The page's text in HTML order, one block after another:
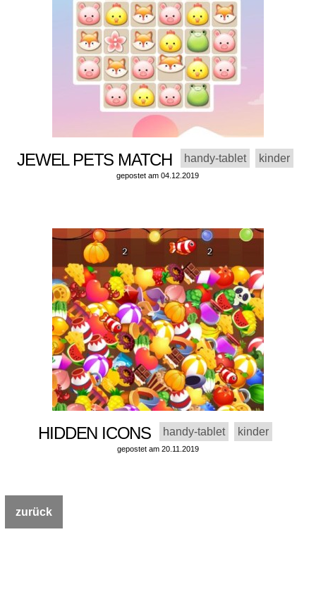
JEWEL PETS MATCH handy-tablet kinder
gepostet am 04.12.2019
HIDDEN ICONS handy-tablet kinder
gepostet am 20.11.2019
zurück